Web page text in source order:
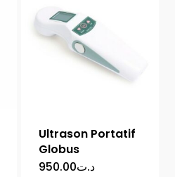
Ultrason Portatif
Globus
د.ت950.00